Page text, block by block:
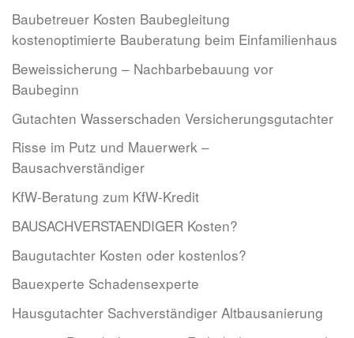
Baubetreuer Kosten Baubegleitung
kostenoptimierte Bauberatung beim Einfamilienhaus
Beweissicherung – Nachbarbebauung vor
Baubeginn
Gutachten Wasserschaden Versicherungsgutachter
Risse im Putz und Mauerwerk –
Bausachverständiger
KfW-Beratung zum KfW-Kredit
BAUSACHVERSTAENDIGER Kosten?
Baugutachter Kosten oder kostenlos?
Bauexperte Schadensexperte
Hausgutachter Sachverständiger Altbausanierung